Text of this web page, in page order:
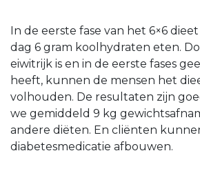
In de eerste fase van het 6×6
dag 6 gram koolhydraten eten.
eiwitrijk is en in de eerste fases
heeft, kunnen de mensen het
volhouden. De resultaten zijn
we gemiddeld 9 kg
andere diëten. En cliënten
diabetesmedicatie afbouwen.